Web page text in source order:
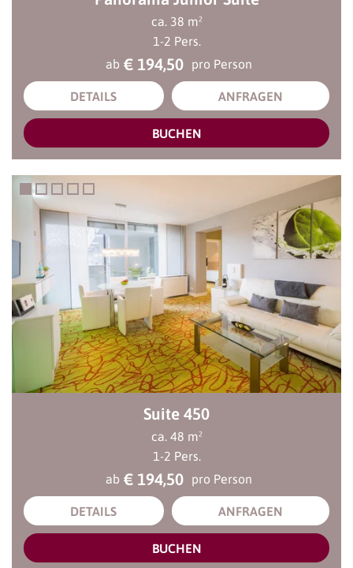
ca. 38 m²
1 -2 Pers.
ab € 194,50 pro Person
DETAILS ANFRAGEN
BUCHEN
Suite 450
ca. 48 m²
1 -2 Pers.
ab € 194,50 pro Person
DETAILS ANFRAGEN
BUCHEN